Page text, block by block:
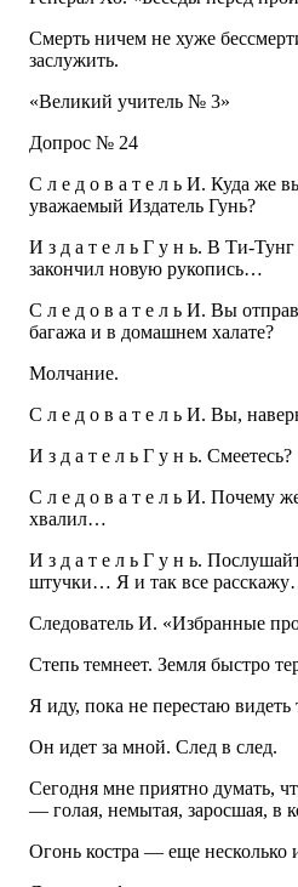
Смерть ничем не хуже
заслужить.
«Великий учитель № 3»
Допрос № 24
С л е д о в а т е л ь И. Куда же
уважаемый Издатель Гунь?
И з д а т е л ь Г у н ь. В Ти-
закончил новую рукопись…
С л е д о в а т е л ь И. Вы
багажа и в домашнем халате?
Молчание.
С л е д о в а т е л ь И. Вы,
И з д а т е л ь Г у н ь. Смеетесь?
С л е д о в а т е л ь И. Почему
хвалил…
И з д а т е л ь Г у н ь.
штучки… Я и так все
Следователь И. «Избранные
Cтепь темнеет. Земля быстро
Я иду, пока не перестаю видеть
Он идет за мной. След в след.
Сегодня мне приятно думать,
— голая, немытая, заросшая, в
Огонь костра — еще несколько